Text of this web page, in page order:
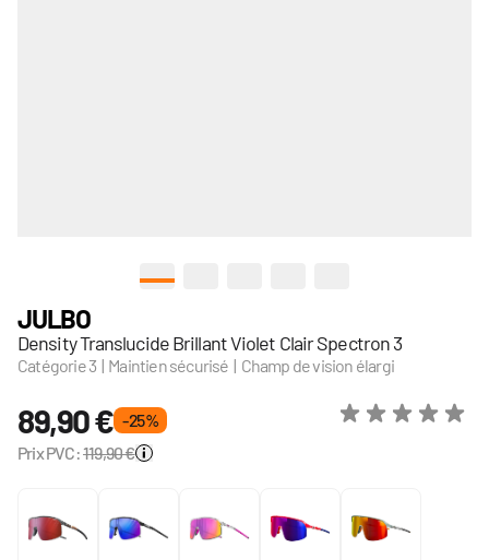
JULBO
Density Translucide Brillant Violet Clair Spectron 3
Catégorie 3 | Maintien sécurisé | Champ de vision élargi
89,90 € - 25 %
Prix PVC:119,90 €